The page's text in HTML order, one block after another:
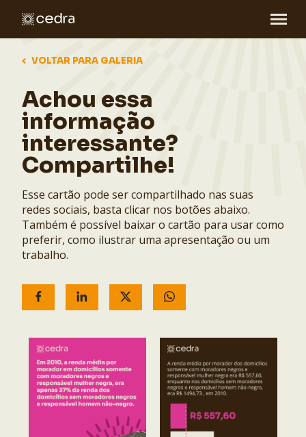
VOLTAR PARA GALERIA
Achou essa
informação
interessante?
Compartilhe!
Esse cartão pode ser compartilhado nas suas
redes sociais, basta clicar nos botões abaixo.
Também é possível baixar o cartão para usar como
preferir, como ilustrar uma apresentação ou um
trabalho.